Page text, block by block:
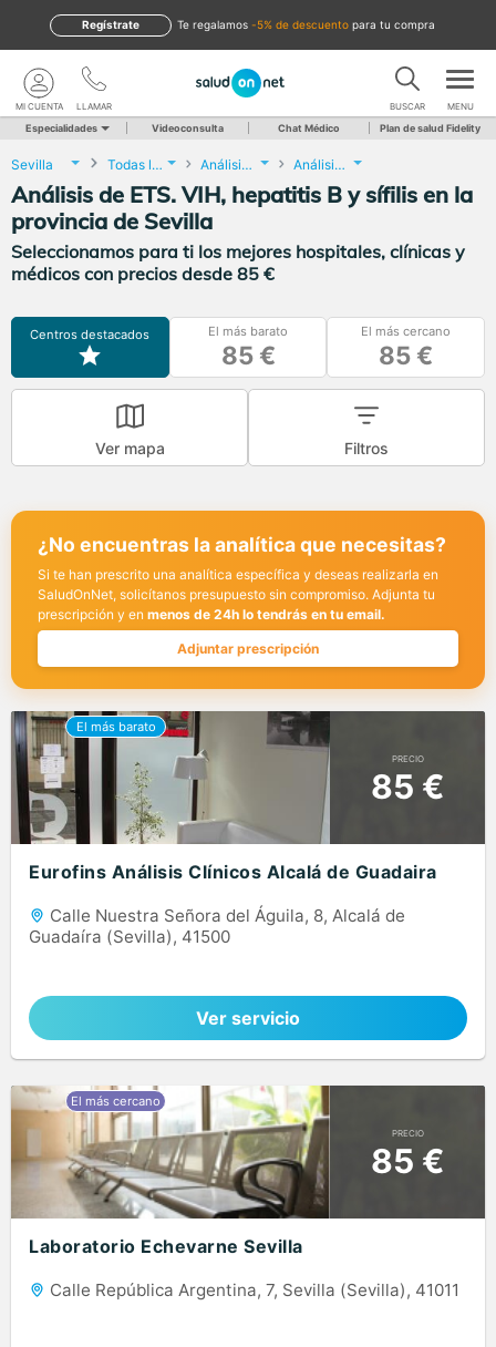
te regalamos -5% de descuento para tu compra
Regístrate
LLAMAR
MI CUENTA BUSCAR MENU
Especialidades Videoconsulta Chat Médico Plan de salud Fidelity
Sevilla Todas las localidades Análisis Clínicos Análisis de ETS. VIH, hepatitis B y sífilis
Análisis de ETS. VIH, hepatitis B y sífilis en la
provincia de Sevilla
Seleccionamos para ti los mejores hospitales, clínicas y
médicos con precios desde 85 €
Centros destacados El más barato
85 €
El más cercano
85 €
Ver mapa Filtros
¿No encuentras la analítica que necesitas?
Si te han prescrito una analítica específica y deseas realizarla en
SaludOnNet, solicítanos presupuesto sin compromiso. Adjunta tu
prescripción y en menos de 24h lo tendrás en tu email.
Adjuntar prescripción
PRECIO
85 €
Eurofins Análisis Clínicos Alcalá de Guadaira
Calle Nuestra Señora del Águila, 8, Alcalá de
Guadaíra (Sevilla), 41500
Ver servicio
PRECIO
85 €
Laboratorio Echevarne Sevilla
Calle República Argentina, 7, Sevilla (Sevilla), 41011